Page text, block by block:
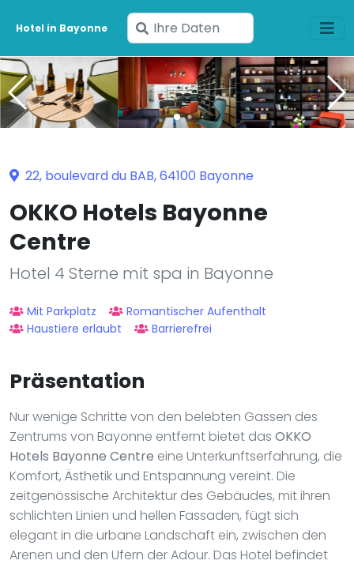
Hotel in Bayonne
Geben
Sie
Ihre
Daten
ein
22, boulevard du BAB, 64100 Bayonne
OKKO Hotels Bayonne
Centre
Hotel 4 Sterne mit spa in Bayonne
Mit Parkplatz
Romantischer Aufenthalt
Haustiere erlaubt
Barrierefrei
Präsentation
Nur wenige Schritte von den belebten Gassen des
Zentrums von Bayonne entfernt bietet das OKKO
Hotels Bayonne Centre eine Unterkunftserfahrung, die
Komfort, Ästhetik und Entspannung vereint. Die
zeitgenössische Architektur des Gebäudes, mit ihren
schlichten Linien und hellen Fassaden, fügt sich
elegant in die urbane Landschaft ein, zwischen den
Arenen und den Ufern der Adour. Das Hotel befindet